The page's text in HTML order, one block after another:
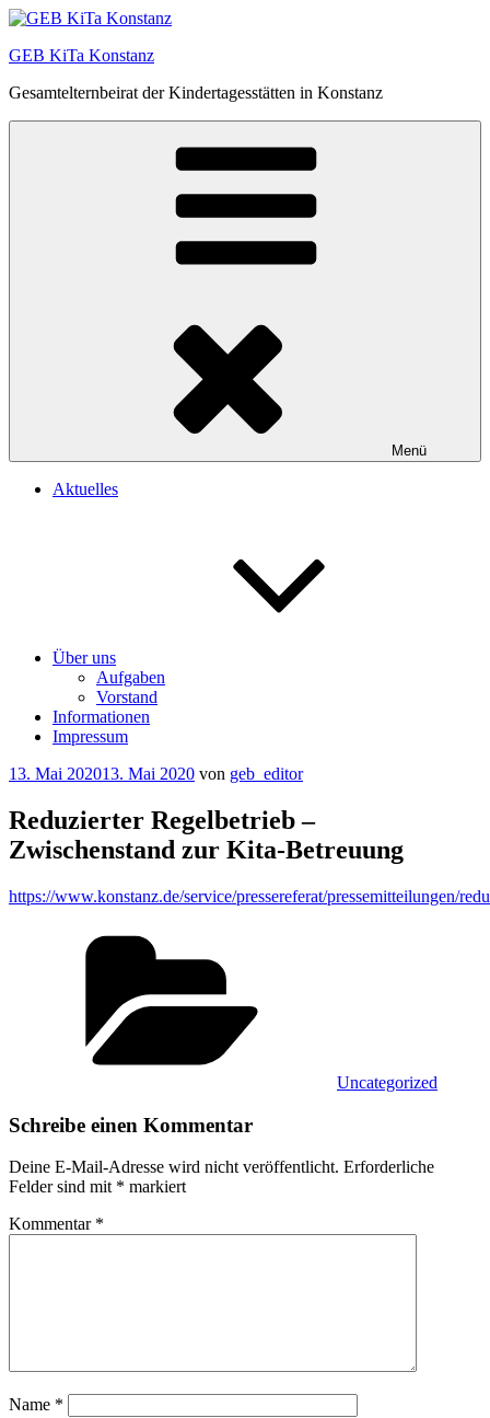
Zum
springen
GEB KiTa Konstanz
Gesamtelternbeirat der Kindertagesstätten in Konstanz
Menü
Aktuelles
Über uns
Aufgaben
Vorstand
Informationen
Impressum
Veröffentlicht
13. Mai 202013. Mai 2020 von geb_editor
Reduzierter Regelbetrieb –
Zwischenstand zur Kita-Betreuung
https://www.konstanz.de/service/pressereferat/pressemitteilungen/
Uncategorized
Schreibe einen Kommentar
Deine E-Mail-Adresse wird nicht veröffentlicht. Erforderliche
Felder sind mit * markiert
Kommentar *
Name *